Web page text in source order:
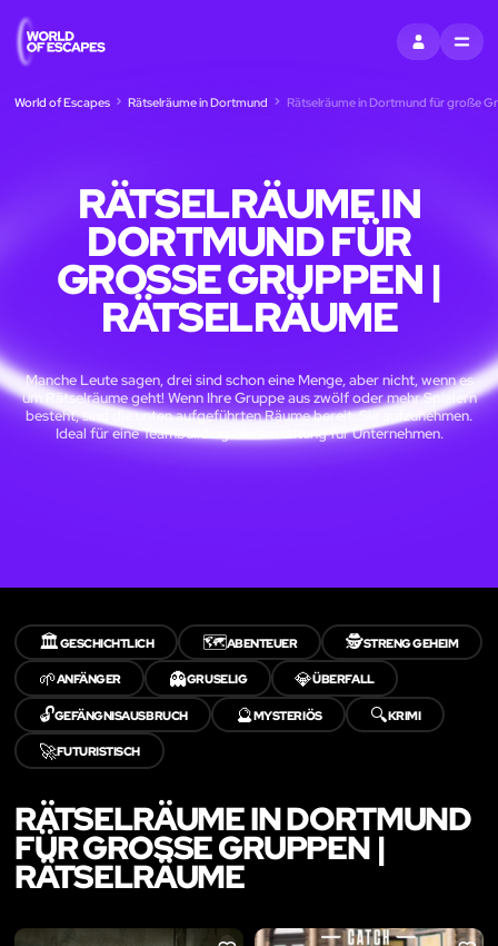
EINTRAGEN
MENU
World of Escapes Rätselräume in Dortmund Rätselräume in Dortmund für große
RÄTSELRÄUME IN
DORTMUND FÜR
GROSSE GRUPPEN | R
ÄTSELRÄUME
Manche Leute sagen, drei sind schon eine Menge, aber nicht, wenn es
um Rätselräume geht! Wenn Ihre Gruppe aus zwölf oder mehr Spielern
besteht, sind die unten aufgeführten Räume bereit, Sie aufzunehmen.
Ideal für eine Teambuilding-Veranstaltung für Unternehmen.
🏛️GESCHICHTLICH 🗺️ABENTEUER 🕵️STRENG GEHEIM
🌱ANFÄNGER 👻GRUSELIG 💎ÜBERFALL
🔓GEFÄNGNISAUSBRUCH 🔮MYSTERIÖS 🔍KRIMI
🚀FUTURISTISCH
RÄTSELRÄUME IN DORTMUND
FÜR GROSSE GRUPPEN | R
ÄTSELRÄUME